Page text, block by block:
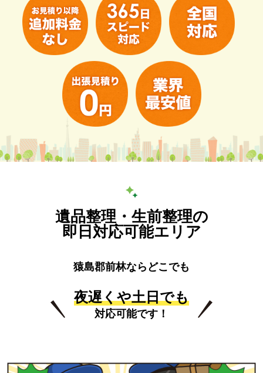
遺品整理・生前整理の
即日対応可能エリア
猿島郡前林ならどこでも
夜遅くや土日でも
対応可能です！